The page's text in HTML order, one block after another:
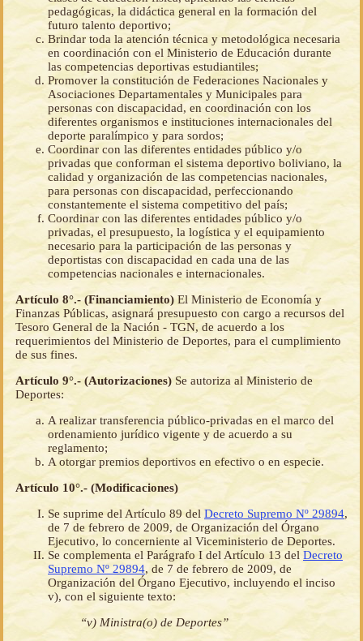
pedagógicas, la didáctica general en la formación del
futuro talento deportivo;
Brindar toda la atención técnica y metodológica necesaria
en coordinación con el Ministerio de Educación durante
las competencias deportivas estudiantiles;
Promover la constitución de Federaciones Nacionales y
Asociaciones Departamentales y Municipales para
personas con discapacidad, en coordinación con los
diferentes organismos e instituciones internacionales del
deporte paralímpico y para sordos;
Coordinar con las diferentes entidades público y/o
privadas que conforman el sistema deportivo boliviano, la
calidad y organización de las competencias nacionales,
para personas con discapacidad, perfeccionando
constantemente el sistema competitivo del país;
Coordinar con las diferentes entidades público y/o
privadas, el presupuesto, la logística y el equipamiento
necesario para la participación de las personas y
deportistas con discapacidad en cada una de las
competencias nacionales e internacionales.
Artículo 8°.- (Financiamiento)El Ministerio de Economía y
Finanzas Públicas, asignará presupuesto con cargo a recursos del
Tesoro General de la Nación - TGN, de acuerdo a los
requerimientos del Ministerio de Deportes, para el cumplimiento
de sus fines.
Artículo 9°.- (Autorizaciones) Se autoriza al Ministerio de
Deportes:
A realizar transferencia público-privadas en el marco del
ordenamiento jurídico vigente y de acuerdo a su
reglamento;
A otorgar premios deportivos en efectivo o en especie.
Artículo 10°.- (Modificaciones)
Se suprime del Artículo 89 del Decreto Supremo Nº 29894,
de 7 de febrero de 2009, de Organización del Órgano
Ejecutivo, lo concerniente al Viceministerio de Deportes.
Se complementa el Parágrafo I del Artículo 13 del Decreto
Supremo Nº 29894, de 7 de febrero de 2009, de
Organización del Órgano Ejecutivo, incluyendo el inciso
v), con el siguiente texto:
“v) Ministra(o) de Deportes”